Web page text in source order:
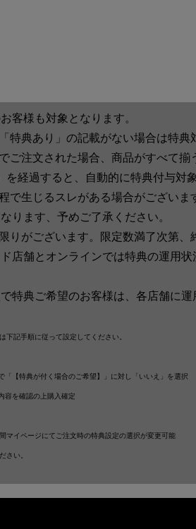
客様も対象となります。
特典あり」の記載がない場合は特典
ご注文された場合、商品がすべて揃
を経過すると、自動的に特典付与対
で生じるスレがある場合がございま
ります、予めご了承ください。
りがございます。限定数満了次第、
店舗とオンラインでは特典の運用
特典ご希望のお客様は、各店舗に
下記手順に従って設定してください。
「【特典が付く場合のご希望】」に対し「いいえ」を選択
容を確認の上購入確定
マイページにてご注文時の特典設定の選択が変更可能
さい。